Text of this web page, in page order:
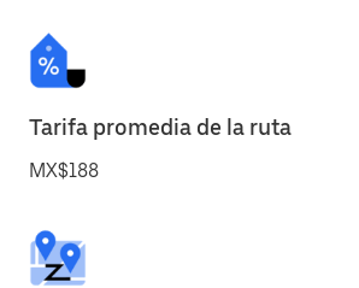
Tarifa promedia de la ruta
MX$188